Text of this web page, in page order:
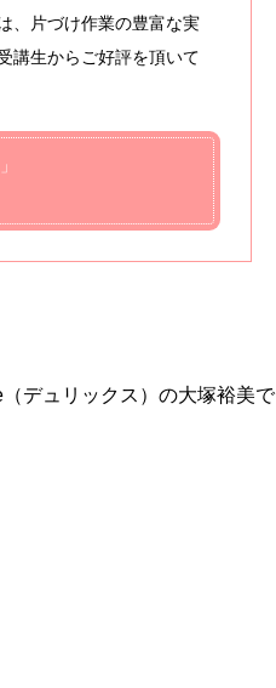
、片づけ作業の豊富な実
講生からご好評を頂いて
デュリックス）の大塚裕美で